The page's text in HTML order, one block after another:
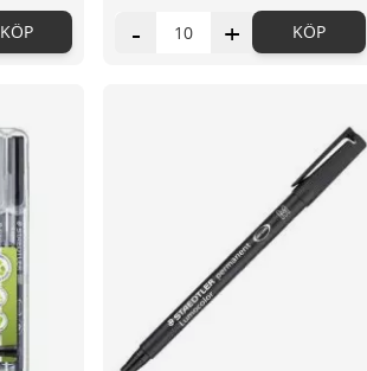
KÖP - + KÖP